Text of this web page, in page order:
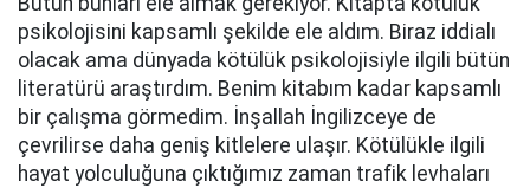
psikolojisini kapsamlı şekilde ele aldım. Biraz iddialı
olacak ama dünyada kötülük psikolojisiyle ilgili bütün
literatürü araştırdım. Benim kitabım kadar kapsamlı
bir çalışma görmedim. İnşallah İngilizceye de
çevrilirse daha geniş kitlelere ulaşır. Kötülükle ilgili
hayat yolculuğuna çıktığımız zaman trafik levhaları